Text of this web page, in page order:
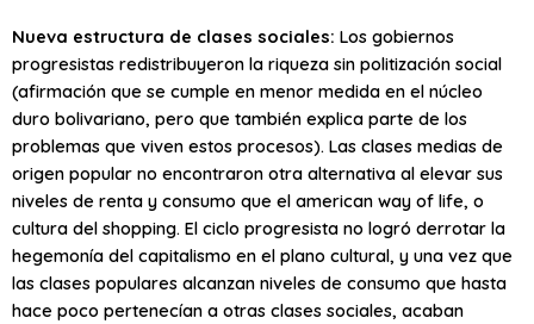
Nueva estructura de clases sociales: Los gobiernos
progresistas redistribuyeron la riqueza sin politización social
(afirmación que se cumple en menor medida en el núcleo
duro bolivariano, pero que también explica parte de los
problemas que viven estos procesos). Las clases medias de
origen popular no encontraron otra alternativa al elevar sus
niveles de renta y consumo que el american way of life, o
cultura del shopping. El ciclo progresista no logró derrotar la
hegemonía del capitalismo en el plano cultural, y una vez que
las clases populares alcanzan niveles de consumo que hasta
hace poco pertenecían a otras clases sociales, acaban